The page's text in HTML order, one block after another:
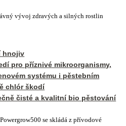
vývoj zdravých a silných rostlin
hnojiv
pro příznivé mikroorganismy,
systému i pěstebním
chlór škodí
čisté a kvalitní bio pěstování
se skládá z přívodové